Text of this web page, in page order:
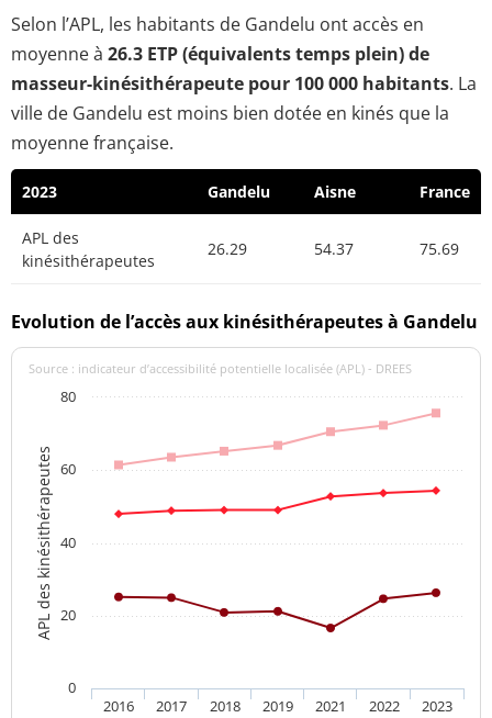
Selon l’APL, les habitants de Gandelu ont accès en
moyenne à 26.3 ETP (équivalents temps plein) de
masseur-kinésithérapeute pour 100 000 habitants. La
ville de Gandelu est moins bien dotée en kinés que la
moyenne française.
2023 Gandelu Aisne France
APL des
kinésithérapeutes
26.29 54.37 75.69
Evolution de l’accès aux kinésithérapeutes à Gandelu
APL des kinésithérapeutes
Source : indicateur d’accessibilité potentielle localisée (APL) - DREES
2016 2017 2018 2019 2021 2022 2023
0
20
40
60
80